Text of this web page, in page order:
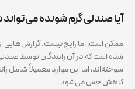
آیا صندلی گرم شونده می‌تواند
ممکن است، اما رایج نیست. گزارش‌هایی از
شده است که در آن رانندگان توسط
سوخته‌اند، اما این موارد معمولاً شامل
کاهش حس می‌شود.